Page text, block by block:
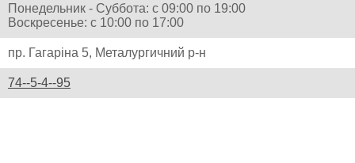
Понедельник - Суббота: с 09:00 по 19:00
Воскресенье: с 10:00 по 17:00
пр. Гагаріна 5, Металургичний р-н
74--5-4--95